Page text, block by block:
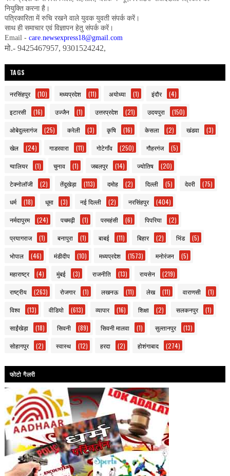
नियुक्ति करना है।
पत्रिकारिता में रुचि रखने वाले युवक युवती संपर्क करें।
साथ ही समाचार एवं विज्ञापन हेतु संपर्क करें।
Email - care.newsexpress18@gmail.com
मो.- 9425467957, 9301524242,
TAGS
नरसिंहपुर (10) मध्यप्रदेश (11) अयोध्या (1) इंदौर (4)
इटारसी (16) उज्जैन (1) उत्तरप्रदेश (21) उदयपुरा (150)
ओबेदुल्लागंज (25) करेली (3) कृषि (16) केसला (2) खंडवा (3)
खेल (24) गाडरवारा (11) गोटेगाँव (250) गौहरगंज (5)
ग्वालियर (1) चुनाव (1) जबलपुर (14) ज्योतिष (20)
टेक्नोलॉजी (2) तेंदूखेड़ा (113) दमोह (2) दिल्ली (5) देवरी (75)
धर्म (18) धूमा (3) नई दिल्ली (2) नरसिंहपुर (404)
नर्मदापुरम (24) पचमढ़ी (1) परमहंसी (6) पिपरिया (2)
प्रयागराज (1) बनापुरा (1) बाबई (11) बिहार (2) भिंड (5)
भोपाल (46) मंडीदीप (10) मध्यप्रदेश (1573) मनोरंजन (5)
महाराष्ट्र (4) मुंबई (3) राजनीति (13) रायसेन (219)
राष्ट्रीय (263) रोजगार (1) लखनऊ (11) लेख (11) वाराणसी (1)
विश्व (13) वीडियो (613) व्यापार (16) शिक्षा (2) सलकनपुर (1)
साईंखेड़ा (18) सिवनी (89) सिवनी मालवा (1) सुल्तानपुर (13)
सोहागपुर (2) स्वास्थ (12) हरदा (2) होशंगाबाद (274)
फोटो गैलरी